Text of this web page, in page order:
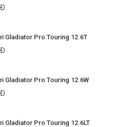
Gladiator Pro Touring 12.6T
Gladiator Pro Touring 12.6W
Gladiator Pro Touring 12.6LT